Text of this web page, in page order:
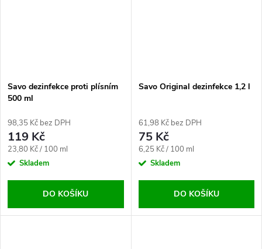
Savo dezinfekce proti plísním
500 ml
98,35 Kč bez DPH
119 Kč
Měrná
cena:
23,80 Kč / 100 ml
Skladem
DO KOŠÍKU
Savo Original dezinfekce 1,2 l
61,98 Kč bez DPH
75 Kč
Měrná
cena:
6,25 Kč / 100 ml
Skladem
DO KOŠÍKU